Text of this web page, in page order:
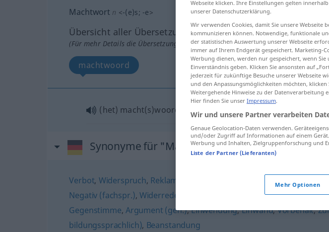
Machtwort n <-(e)s; -e>
Übersicht aller Übersetzungen
(Für mehr Details die Übersetzung anklicken/antippen)
machtwoord
(het) macht(s)woord
Synonyme für "Machtwort"
Verbot, Widerspruch, Reklamation Ablehnung ,
Negativ (fachspr.), Widerrede Verwahrung (geh.),
Gegenstimme, Argument (geh.),Einwendung,Einwand,Vorbehalt,
bildungssprachlich), Beanstandung
Webseite klicken. Ihre Einstellungen gelten
unserer Datenschutzerklärung.
Wir verwenden Cookies, damit Sie unsere
kommunizieren können. Notwendige, funktionale
der statistischen Auswertung unserer Webseite
immer auf Ihrem Endgerät gespeichert. Marketing-
Werbung dienen, werden nur gespeichert, wenn
Einverständnis geben. Klicken Sie ansonsten auf
jederzeit für zukünftige Besuche unserer Webseite
und den Anpassungsmöglichkeiten möchten,
Weitergehende Hinweise zu der Datenverarbeitung
Hier finden Sie unser Impressum.
Wir und unsere Partner verarbeiten
Genaue Geolocation-Daten verwenden.
und/oder Zugriff auf Informationen auf einem
Werbung und Inhalten, Zielgruppenforschung und
Liste der Partner (Lieferanten)
Mehr Optionen